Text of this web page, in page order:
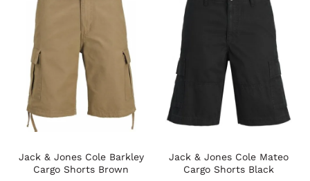
Jack & Jones Cole Barkley
Cargo Shorts Brown
Jack & Jones Cole Mateo
Cargo Shorts Black